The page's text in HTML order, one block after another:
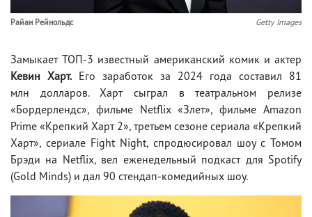
Райан Рейнольдс Getty Images
Замыкает ТОП-3 известный американский комик и актер
Кевин Харт.Его заработок за 2024 года составил 81
млн долларов. Харт сыграл в театральном релизе
«Бордерлендс», фильме Netflix «Злет», фильме Amazon
Prime «Крепкий Харт 2», третьем сезоне сериала «Крепкий
Харт», сериале Fight Night, спродюсировал шоу с Томом
Брэди на Netflix, вел еженедельный подкаст для Spotify
(Gold Minds) и дал 90 стендап-комедийных шоу.